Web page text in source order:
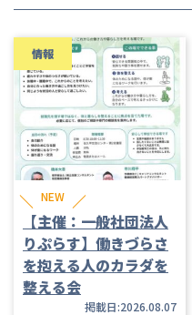
情報
NEW
【主催：一般社団法人
りぷらす】働きづらさ
を抱える人のカラダを
整える会
掲載日:2026.08.07